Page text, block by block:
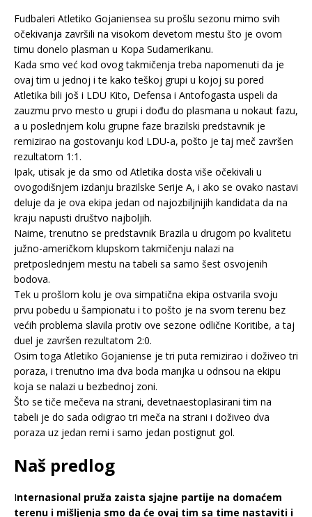
Fudbaleri Atletiko Gojaniensea su prošlu sezonu mimo svih
očekivanja završili na visokom devetom mestu što je ovom
timu donelo plasman u Kopa Sudamerikanu.
Kada smo već kod ovog takmičenja treba napomenuti da je
ovaj tim u jednoj i te kako teškoj grupi u kojoj su pored
Atletika bili još i LDU Kito, Defensa i Antofogasta uspeli da
zauzmu prvo mesto u grupi i dođu do plasmana u nokaut fazu,
a u poslednjem kolu grupne faze brazilski predstavnik je
remizirao na gostovanju kod LDU-a, pošto je taj meč završen
rezultatom 1:1.
Ipak, utisak je da smo od Atletika dosta više očekivali u
ovogodišnjem izdanju brazilske Serije A, i ako se ovako nastavi
deluje da je ova ekipa jedan od najozbiljnijih kandidata da na
kraju napusti društvo najboljih.
Naime, trenutno se predstavnik Brazila u drugom po kvalitetu
južno-američkom klupskom takmičenju nalazi na
pretposlednjem mestu na tabeli sa samo šest osvojenih
bodova.
Tek u prošlom kolu je ova simpatična ekipa ostvarila svoju
prvu pobedu u šampionatu i to pošto je na svom terenu bez
većih problema slavila protiv ove sezone odlične Koritibe, a taj
duel je završen rezultatom 2:0.
Osim toga Atletiko Gojaniense je tri puta remizirao i doživeo tri
poraza, i trenutno ima dva boda manjka u odnsou na ekipu
koja se nalazi u bezbednoj zoni.
Što se tiče mečeva na strani, devetnaestoplasirani tim na
tabeli je do sada odigrao tri meča na strani i doživeo dva
poraza uz jedan remi i samo jedan postignut gol.
Naš predlog
Internasional pruža zaista sjajne partije na domaćem
terenu i mišljenja smo da će ovaj tim sa time nastaviti i